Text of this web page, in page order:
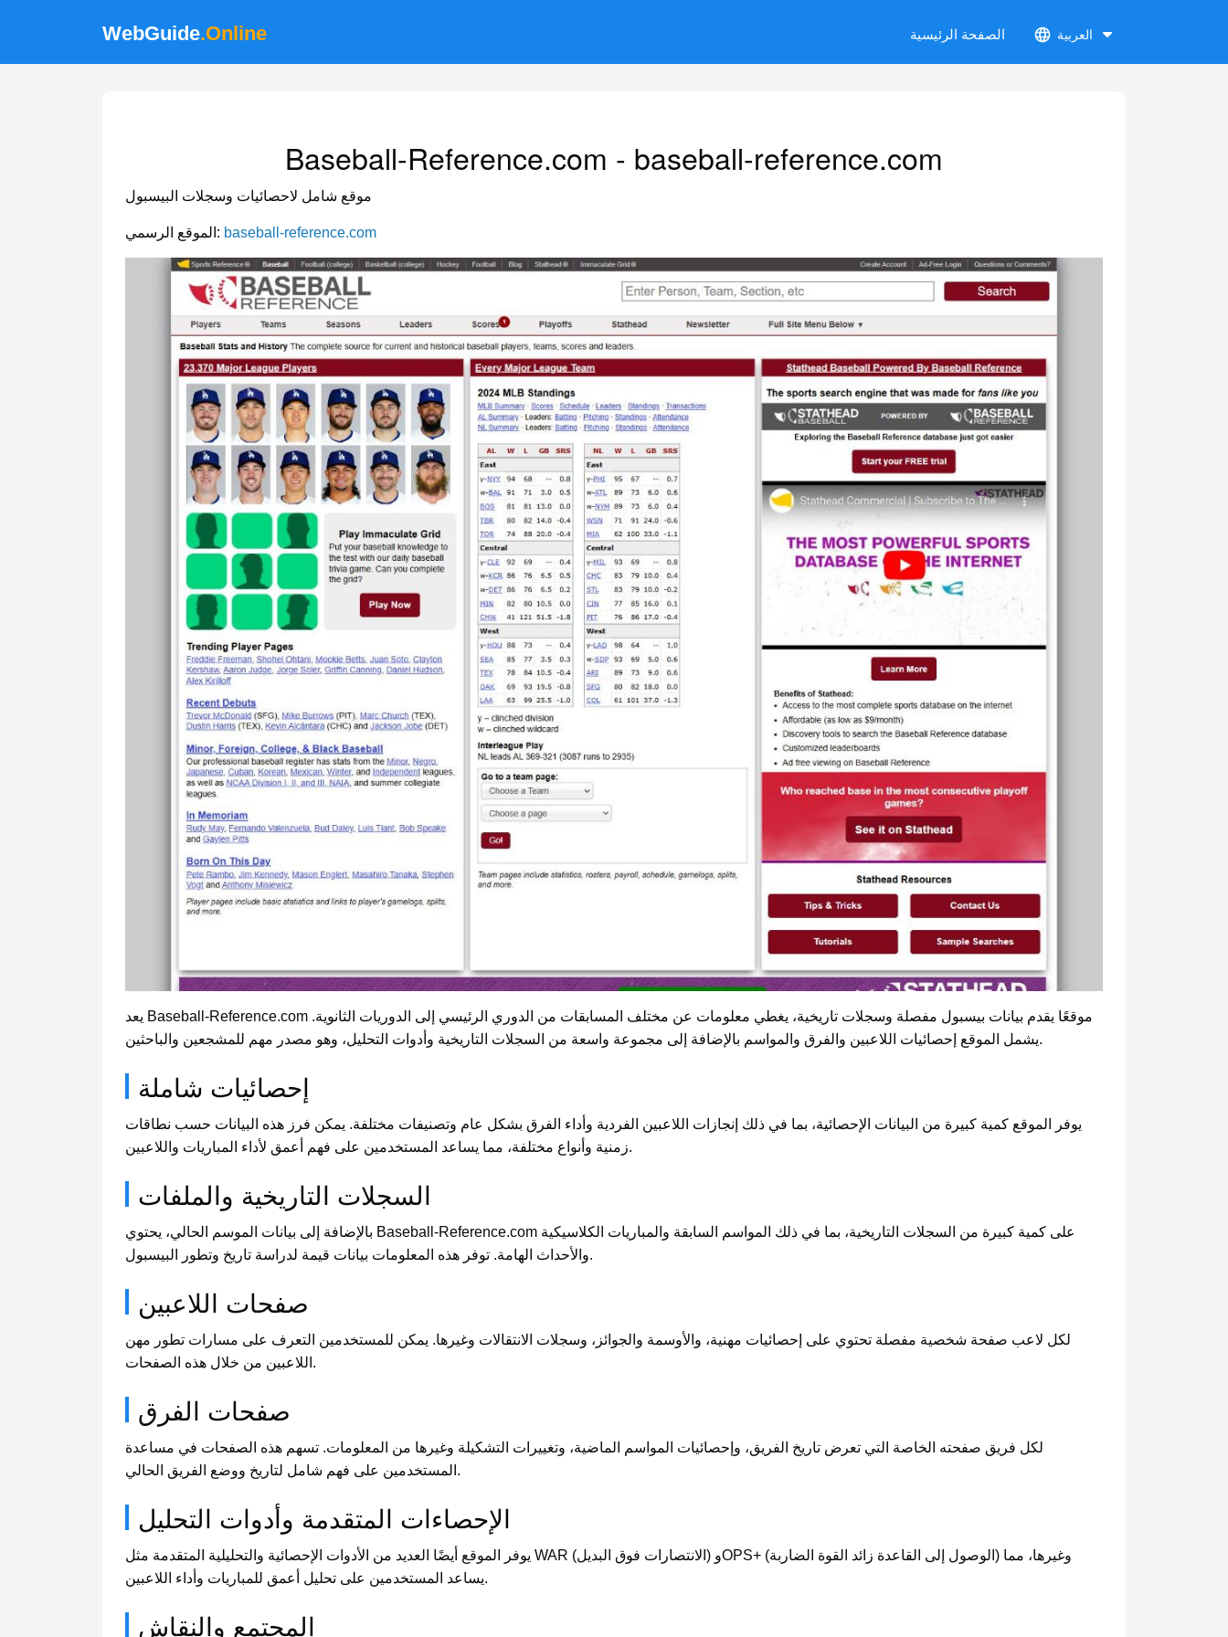
WebGuide.Online الصفحة الرئيسية العربية
Baseball-Reference.com - baseball-reference.com
موقع شامل لاحصائيات وسجلات البيسبول
الموقع الرسمي: baseball-reference.com
يعد Baseball-Reference.com موقعًا يقدم بيانات بيسبول مفصلة وسجلات تاريخية، يغطي معلومات عن مختلف المسابقات من الدوري الرئيسي إلى الدوريات الثانوية.
يشمل الموقع إحصائيات اللاعبين والفرق والمواسم بالإضافة إلى مجموعة واسعة من السجلات التاريخية وأدوات التحليل، وهو مصدر مهم للمشجعين والباحثين.
إحصائيات شاملة
يوفر الموقع كمية كبيرة من البيانات الإحصائية، بما في ذلك إنجازات اللاعبين الفردية وأداء الفرق بشكل عام وتصنيفات مختلفة. يمكن فرز هذه البيانات حسب نطاقات
زمنية وأنواع مختلفة، مما يساعد المستخدمين على فهم أعمق لأداء المباريات واللاعبين.
السجلات التاريخية والملفات
بالإضافة إلى بيانات الموسم الحالي، يحتوي Baseball-Reference.com على كمية كبيرة من السجلات التاريخية، بما في ذلك المواسم السابقة والمباريات الكلاسيكية
والأحداث الهامة. توفر هذه المعلومات بيانات قيمة لدراسة تاريخ وتطور البيسبول.
صفحات اللاعبين
لكل لاعب صفحة شخصية مفصلة تحتوي على إحصائيات مهنية، والأوسمة والجوائز، وسجلات الانتقالات وغيرها. يمكن للمستخدمين التعرف على مسارات تطور مهن
اللاعبين من خلال هذه الصفحات.
صفحات الفرق
لكل فريق صفحته الخاصة التي تعرض تاريخ الفريق، وإحصائيات المواسم الماضية، وتغييرات التشكيلة وغيرها من المعلومات. تسهم هذه الصفحات في مساعدة
المستخدمين على فهم شامل لتاريخ ووضع الفريق الحالي.
الإحصاءات المتقدمة وأدوات التحليل
يوفر الموقع أيضًا العديد من الأدوات الإحصائية والتحليلية المتقدمة مثل WAR (الانتصارات فوق البديل) وOPS+ (الوصول إلى القاعدة زائد القوة الضاربة) وغيرها، مما
يساعد المستخدمين على تحليل أعمق للمباريات وأداء اللاعبين.
المجتمع والنقاش